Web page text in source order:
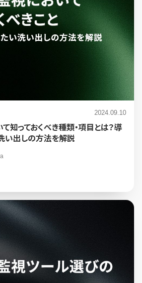
2024.09.10
知っておくべき種類・項目とは？導
い出しの方法を解説